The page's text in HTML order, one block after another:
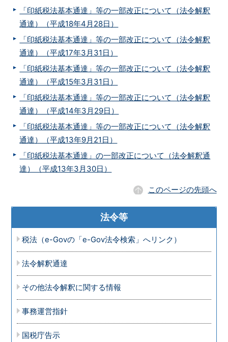
「印紙税法基本通達」等の一部改正について（法令解釈
通達）（平成18年4月28日）
「印紙税法基本通達」等の一部改正について（法令解釈
通達）（平成17年3月31日）
「印紙税法基本通達」等の一部改正について（法令解釈
通達）（平成15年3月31日）
「印紙税法基本通達」等の一部改正について（法令解釈
通達）（平成14年3月29日）
「印紙税法基本通達」等の一部改正について（法令解釈
通達）（平成13年9月21日）
「印紙税法基本通達」の一部改正について（法令解釈通
達）（平成13年3月30日）
このページの先頭へ
法令等
税法（e-Govの「e-Gov法令検索」へリンク）
法令解釈通達
その他法令解釈に関する情報
事務運営指針
国税庁告示